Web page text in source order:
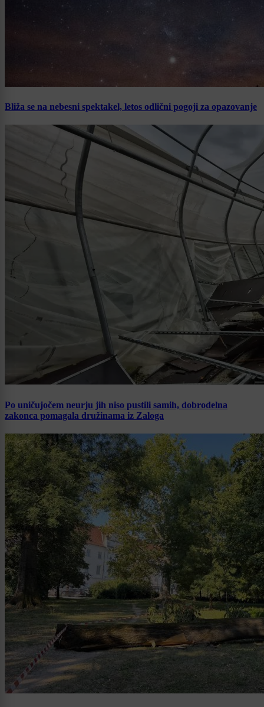
Bliža se na nebesni spektakel, letos odlični pogoji za opazovanje
Po uničujočem neurju jih niso pustili samih, dobrodelna
zakonca pomagala družinama iz Zaloga